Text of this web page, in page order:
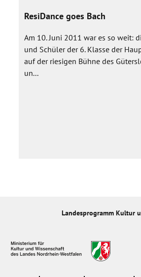
ResiDance goes Bach
Am 10. Juni 2011 war es so weit:
und Schüler der 6. Klasse der
auf der riesigen Bühne des
un...
Landesprogramm Kultur